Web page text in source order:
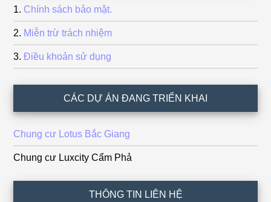
Chính sách bảo mật.
Miễn trừ trách nhiệm
Điều khoản sử dụng
CÁC DỰ ÁN ĐANG TRIỂN KHAI
Chung cư Lotus Bắc Giang
Chung cư Luxcity Cẩm Phả
THÔNG TIN LIÊN HỆ